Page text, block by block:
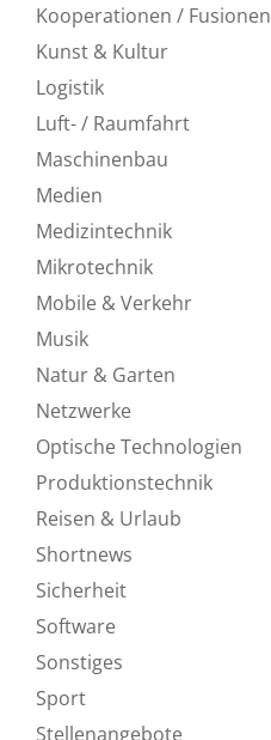
Kooperationen / Fusionen
Kunst & Kultur
Logistik
Luft- / Raumfahrt
Maschinenbau
Medien
Medizintechnik
Mikrotechnik
Mobile & Verkehr
Musik
Natur & Garten
Netzwerke
Optische Technologien
Produktionstechnik
Reisen & Urlaub
Shortnews
Sicherheit
Software
Sonstiges
Sport
Stellenangebote